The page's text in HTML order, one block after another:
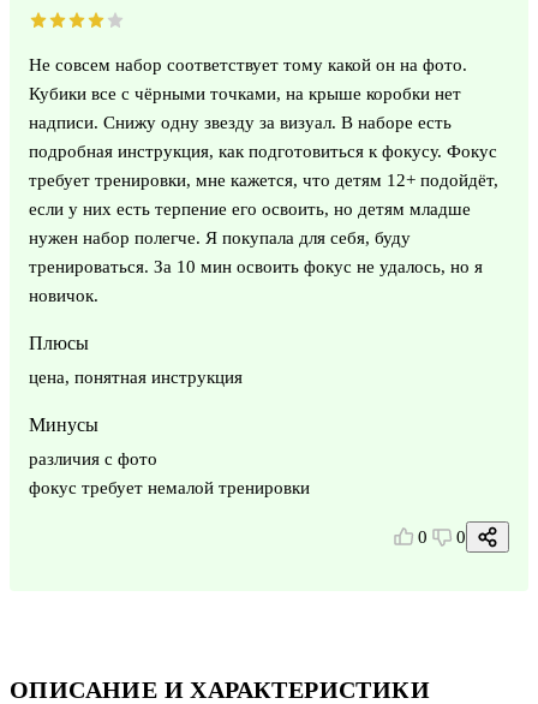
ОПИСАНИЕ И ХАРАКТЕРИСТИКИ
Не совсем набор соответствует тому какой он на фото.
Кубики все с чёрными точками, на крыше коробки нет
надписи. Снижу одну звезду за визуал. В наборе есть
подробная инструкция, как подготовиться к фокусу. Фокус
требует тренировки, мне кажется, что детям 12+ подойдёт,
если у них есть терпение его освоить, но детям младше
нужен набор полегче. Я покупала для себя, буду
тренироваться. За 10 мин освоить фокус не удалось, но я
новичок.
Плюсы
цена, понятная инструкция
Минусы
различия с фото
фокус требует немалой тренировки
0 0